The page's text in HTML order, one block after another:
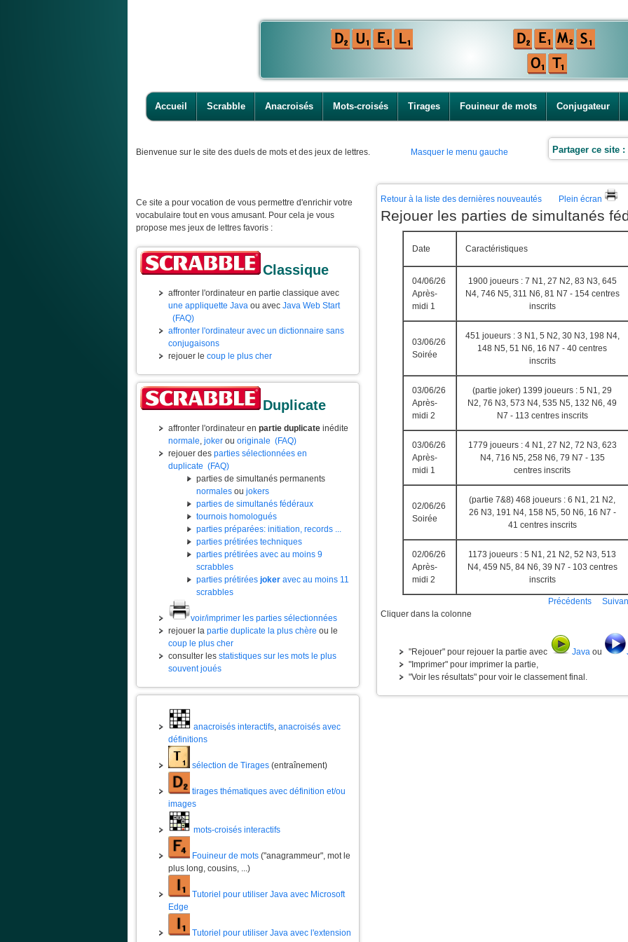
Accueil Scrabble Anacroisés Mots-croisés Tirages Fouineur de mots Conjugateur
Bienvenue sur le site des duels de mots et des jeux de lettres. Masquer le menu gauche Partager ce site :
Ce site a pour vocation de vous permettre d'enrichir votre
vocabulaire tout en vous amusant. Pour cela je vous
propose mes jeux de lettres favoris :
Classique
affronter l'ordinateur en partie classique avec
une appliquette Java ou avec Java Web Start
(FAQ)
affronter l'ordinateur avec un dictionnaire sans
conjugaisons
rejouer le coup le plus cher
Duplicate
affronter l'ordinateur en partie duplicate inédite
normale, joker ou originale (FAQ)
rejouer des parties sélectionnées en
duplicate (FAQ)
parties de simultanés permanents
normales ou jokers
parties de simultanés fédéraux
tournois homologués
parties préparées: initiation, records ...
parties prétirées techniques
parties prétirées avec au moins 9
scrabbles
parties prétirées joker avec au moins 11
scrabbles
voir/imprimer les parties sélectionnées
rejouer la partie duplicate la plus chère ou le
coup le plus cher
consulter les statistiques sur les mots le plus
souvent joués
anacroisés interactifs, anacroisés avec
définitions
sélection de Tirages (entraînement)
tirages thématiques avec définition et/ou
images
mots-croisés interactifs
Fouineur de mots ("anagrammeur", mot le
plus long, cousins, ...)
Tutoriel pour utiliser Java avec Microsoft
Edge
Tutoriel pour utiliser Java avec l'extension
Retour à la liste des dernières nouveautés Plein écran
Rejouer les parties de simultanés
Date Caractéristiques
04/06/26
Après-
midi 1
1900 joueurs : 7 N1, 27 N2, 83 N3, 645
N4, 746 N5, 311 N6, 81 N7 - 154 centres
inscrits
03/06/26
Soirée
451 joueurs : 3 N1, 5 N2, 30 N3, 198 N4,
148 N5, 51 N6, 16 N7 - 40 centres
inscrits
03/06/26
Après-
midi 2
(partie joker) 1399 joueurs : 5 N1, 29
N2, 76 N3, 573 N4, 535 N5, 132 N6, 49
N7 - 113 centres inscrits
03/06/26
Après-
midi 1
1779 joueurs : 4 N1, 27 N2, 72 N3, 623
N4, 716 N5, 258 N6, 79 N7 - 135
centres inscrits
02/06/26
Soirée
(partie 7&8) 468 joueurs : 6 N1, 21 N2,
26 N3, 191 N4, 158 N5, 50 N6, 16 N7 -
41 centres inscrits
02/06/26
Après-
midi 2
1173 joueurs : 5 N1, 21 N2, 52 N3, 513
N4, 459 N5, 84 N6, 39 N7 - 103 centres
inscrits
Précédents
Cliquer dans la colonne
"Rejouer" pour rejouer la partie avec Java ou
"Imprimer" pour imprimer la partie,
"Voir les résultats" pour voir le classement final.